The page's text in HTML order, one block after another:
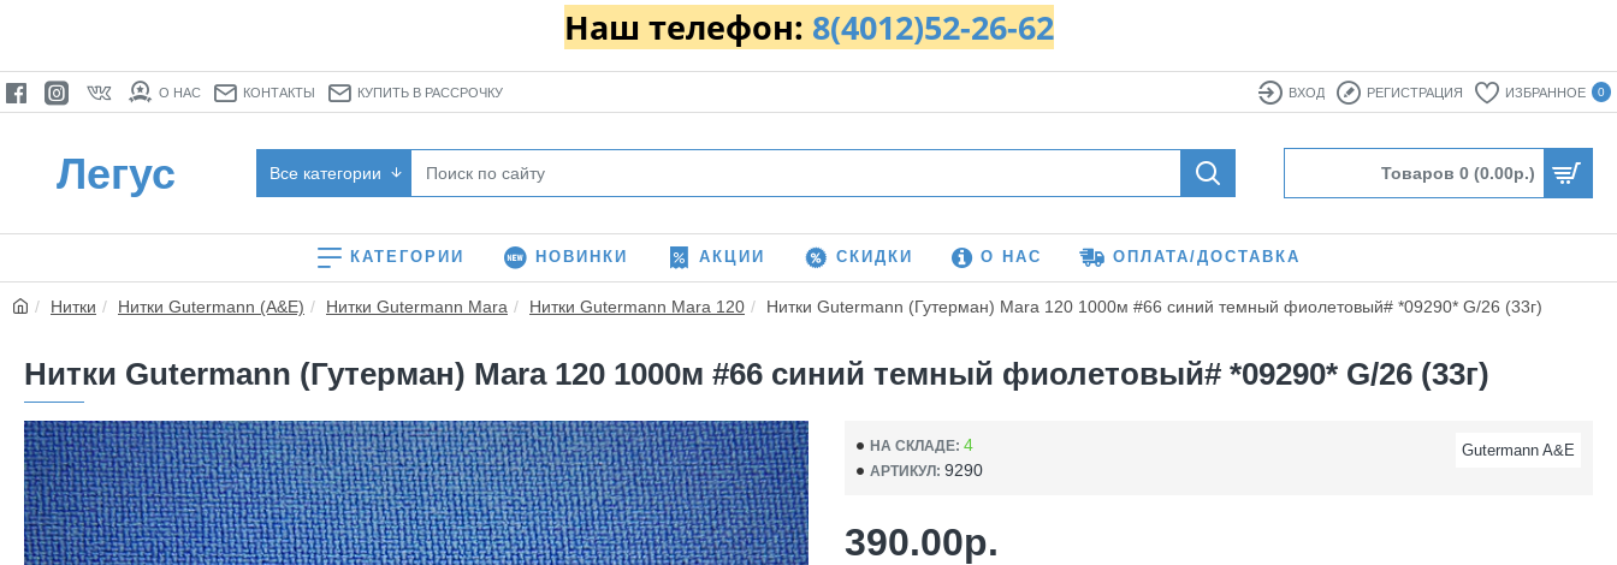
Наш телефон: 8(4012)52-26-62
О НАС КОНТАКТЫ КУПИТЬ В РАССРОЧКУ ВХОД РЕГИСТРАЦИЯ ИЗБРАННОЕ 0
Легус Все категории Товаров 0 (0.00р.)
КАТЕГОРИИ НОВИНКИ АКЦИИ СКИДКИ О НАС ОПЛАТА/ДОСТАВКА
Нитки Нитки Gutermann (A&E) Нитки Gutermann Mara Нитки Gutermann Mara 120 Нитки Gutermann (Гутерман) Mara 120 1000м #66 синий темный фиолетовый# *09290* G/26 (33г)
Нитки Gutermann (Гутерман) Mara 120 1000м #66 синий темный фиолетовый# *09290* G/26 (33г)
НА СКЛАДЕ: 4
АРТИКУЛ: 9290
Gutermann A&E
390.00р.